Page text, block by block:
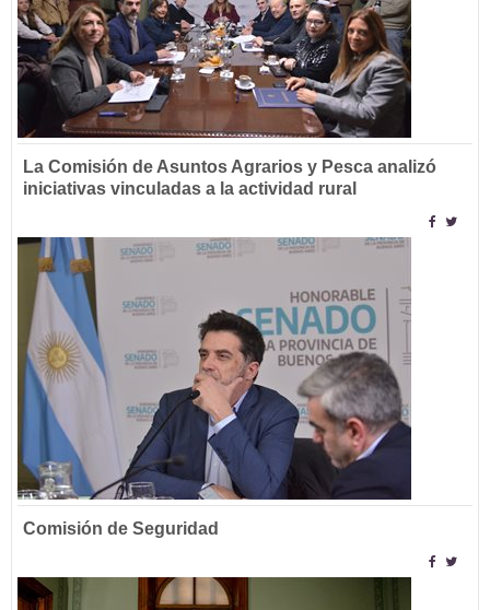
La Comisión de Asuntos Agrarios y Pesca analizó
iniciativas vinculadas a la actividad rural
Comisión de Seguridad